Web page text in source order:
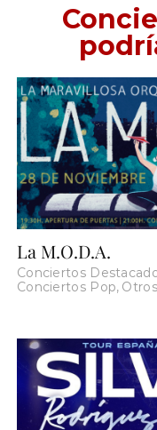
La M.O.D.A.
Conciertos
Conciertos Pop,